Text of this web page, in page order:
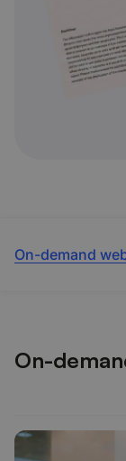
On-demand
On-